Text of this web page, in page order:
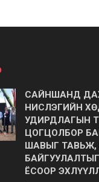
САЙНШАНД
НИСЛЭГИЙН
УДИРДЛАГЫН
ЦОГЦОЛБОР
ШАВЫГ ТАВЬЖ,
ЁСООР